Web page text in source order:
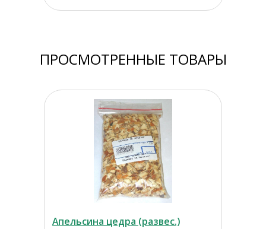
ПРОСМОТРЕННЫЕ ТОВАРЫ
Апельсина цедра (развес.)